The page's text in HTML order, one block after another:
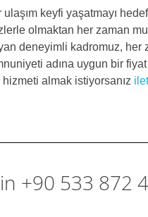
keyfi yaşatmayı
olmaktan her zaman
deneyimli kadromuz,
adına uygun bir
hizmeti almak istiyorsanız
+90 533 872